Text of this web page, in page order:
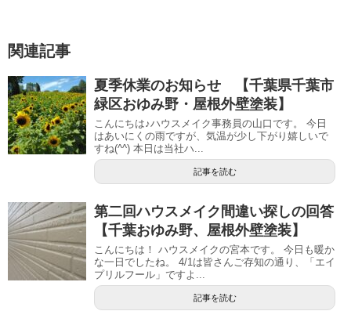
関連記事
夏季休業のお知らせ 【千葉県千葉市
緑区おゆみ野・屋根外壁塗装】
こんにちは♪ハウスメイク事務員の山口です。 今日
はあいにくの雨ですが、気温が少し下がり嬉しいで
すね(^^) 本日は当社ハ...
記事を読む
第二回ハウスメイク間違い探しの回答
【千葉おゆみ野、屋根外壁塗装】
こんにちは！ ハウスメイクの宮本です。 今日も暖か
な一日でしたね。 4/1は皆さんご存知の通り、「エイ
プリルフール」ですよ...
記事を読む